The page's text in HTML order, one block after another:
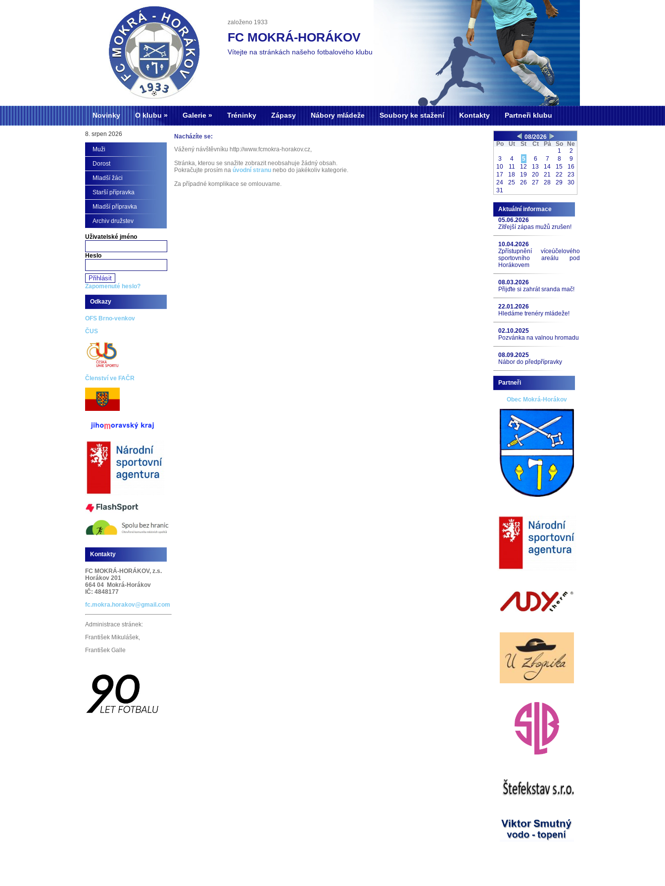
založeno 1933
FC MOKRÁ-HORÁKOV
Vítejte na stránkách našeho fotbalového klubu
Novinky O klubu Galerie Tréninky Zápasy Nábory mládeže Soubory ke stažení Kontakty Partneři klubu
Nacházíte se:
Vážený návštěvníku http://www.fcmokra-horakov.cz,
Stránka, kterou se snažite zobrazit neobsahuje žádný obsah.
Pokračujte prosím na úvodní stranu nebo do jakékoliv kategorie.
Za případné komplikace se omlouvame.
8. srpen 2026
Muži
Dorost
Mladší žáci
Starší přípravka
Mladší přípravka
Archiv družstev
Uživatelské jméno
Heslo
Zapomenuté heslo?
Odkazy
OFS Brno-venkov
ČUS
Členství ve FAČR
Kontakty
FC MOKRÁ-HORÁKOV, z.s.
Horákov 201
664 04 Mokrá-Horákov
IČ: 4848177
fc.mokra.horakov@gmail.com
Administrace stránek:
František Mikulášek,
František Galle
08/2026
Po
Ut St Čt Pá So
Ne
1
2
3
4 5 6 7 8
9
10
11 12 13 14 15
16
17
18 19 20 21 22
23
24
25 26 27 28 29
30
31
Aktuální informace
05.06.2026
Zítřejší zápas mužů zrušen!
10.04.2026
Zpřístupnění víceúčelového
sportovního areálu pod
Horákovem
08.03.2026
Přijďte si zahrát sranda mač!
22.01.2026
Hledáme trenéry mládeže!
02.10.2025
Pozvánka na valnou hromadu
08.09.2025
Nábor do předpřípravky
Partneři
Obec Mokrá-Horákov